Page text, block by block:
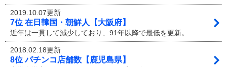
2019.10.07更新
7位 在日韓国・朝鮮人【大阪府】
近年は一貫して減少しており、91年以降で最低を更新。
2018.02.18更新
8位 パチンコ店舗数【鹿児島県】